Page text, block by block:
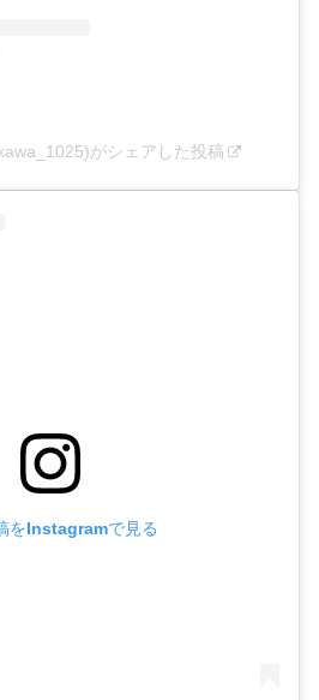
がシェアした投稿
をInstagramで見る